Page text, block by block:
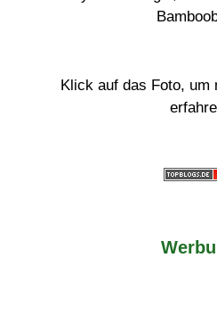
Klick auf das Foto, um